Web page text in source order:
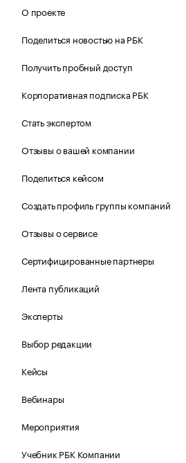
О проекте
Поделиться новостью на РБК
Получить пробный доступ
Корпоративная подписка РБК
Стать экспертом
Отзывы о вашей компании
Поделиться кейсом
Создать профиль группы компаний
Отзывы о сервисе
Сертифицированные партнеры
Лента публикаций
Эксперты
Выбор редакции
Кейсы
Вебинары
Мероприятия
Учебник РБК Компании